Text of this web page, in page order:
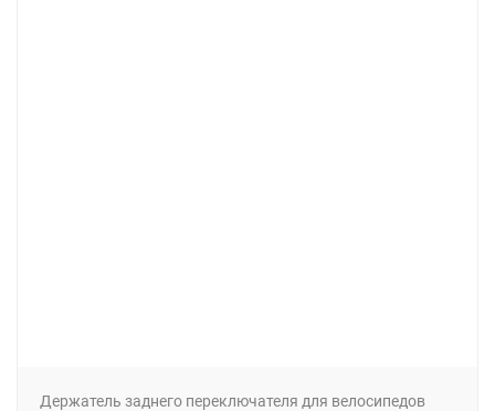
Держатель заднего переключателя для велосипедов